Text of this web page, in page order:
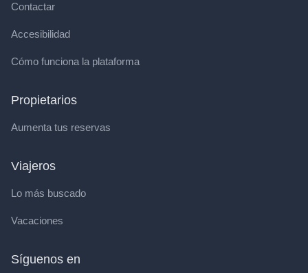
Contactar
Accesibilidad
Cómo funciona la plataforma
Propietarios
Aumenta tus reservas
Viajeros
Lo más buscado
Vacaciones
Síguenos en